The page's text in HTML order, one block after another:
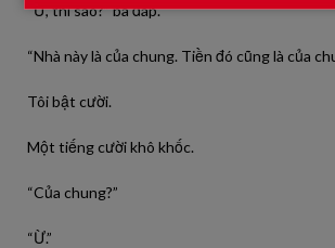
“Ừ, thì sao?” bà đáp.
“Nhà này là của chung. Tiền đó cũng là của
Tôi bật cười.
Một tiếng cười khô khốc.
“Của chung?”
“Ừ.”